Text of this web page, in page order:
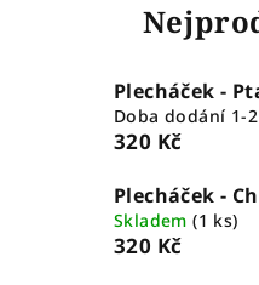
Plecháček -
Doba dodání 1-
320 Kč
Plecháček -
Skladem(1 ks)
320 Kč